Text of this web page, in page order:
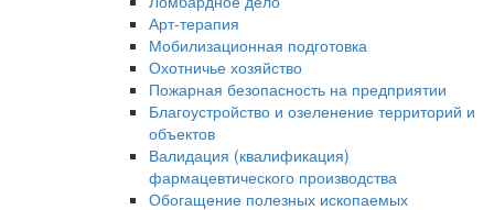
Арт-терапия
Мобилизационная подготовка
Охотничье хозяйство
Пожарная безопасность на предприятии
Благоустройство и озеленение территорий и
объектов
Валидация (квалификация)
фармацевтического производства
Обогащение полезных ископаемых